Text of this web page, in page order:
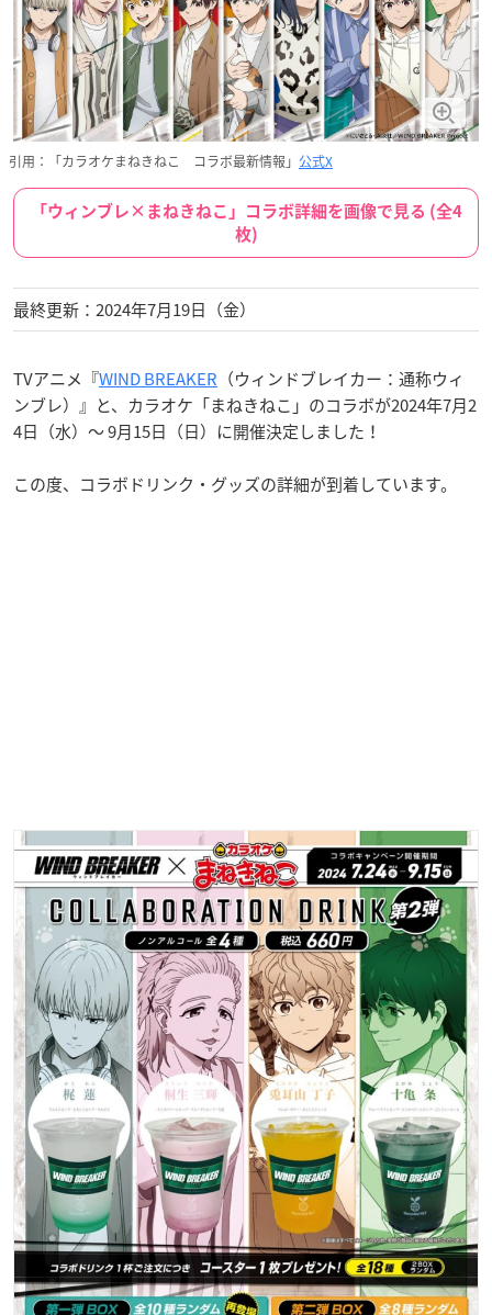
引用：「カラオケまねきねこ コラボ最新情報」 公式X
「ウィンブレ×まねきねこ」コラボ詳細を画像で見る (全4
枚)
最終更新：2024年7月19日（金）
TVアニメ『WIND BREAKER （ウィンドブレイカー：通称ウィ
ンブレ）』と、カラオケ「まねきねこ」のコラボが2024年7月2
4日（水）～ 9月15日（日）に開催決定しました！
この度、コラボドリンク・グッズの詳細が到着しています。